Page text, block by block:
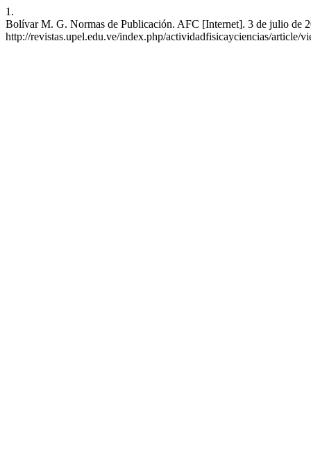
1.
Bolívar M. G. Normas de Publicación. AFC [Internet]. 3 de julio de
http://revistas.upel.edu.ve/index.php/actividadfisicayciencias/article/